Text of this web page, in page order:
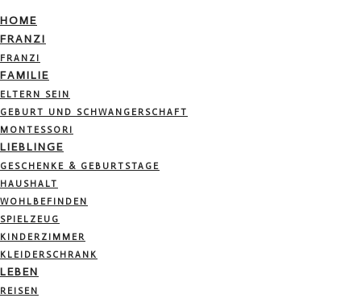
HOME
FRANZI
FRANZI
FAMILIE
ELTERN SEIN
GEBURT UND SCHWANGERSCHAFT
MONTESSORI
LIEBLINGE
GESCHENKE & GEBURTSTAGE
HAUSHALT
WOHLBEFINDEN
SPIELZEUG
KINDERZIMMER
KLEIDERSCHRANK
LEBEN
REISEN